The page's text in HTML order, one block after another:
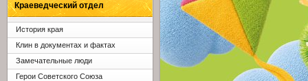
Краеведческий отдел
История края
Клин в документах и фактах
Замечательные люди
Герои Советского Союза